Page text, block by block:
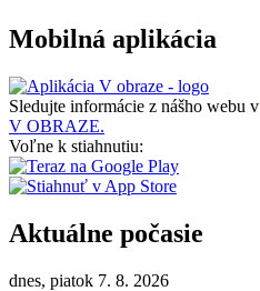
Mobilná aplikácia
Sledujte informácie z nášho webu v
V OBRAZE.
Voľne k stiahnutiu:
Aktuálne počasie
dnes, piatok 7. 8. 2026